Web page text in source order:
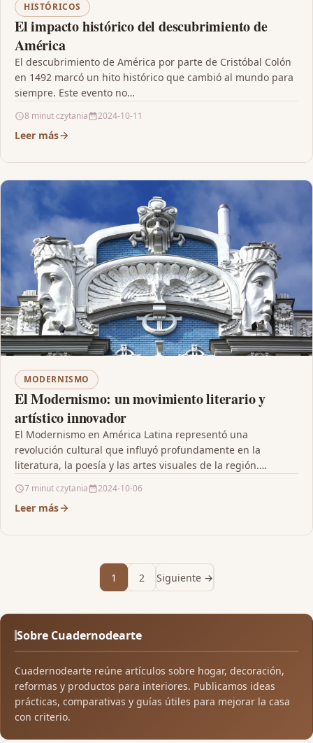
HISTÓRICOS
El impacto histórico del descubrimiento de
América
El descubrimiento de América por parte de Cristóbal Colón
en 1492 marcó un hito histórico que cambió al mundo para
siempre. Este evento no…
8 minut czytania 2024-10-11
Leer más
MODERNISMO
El Modernismo: un movimiento literario y
artístico innovador
El Modernismo en América Latina representó una
revolución cultural que influyó profundamente en la
literatura, la poesía y las artes visuales de la región.…
7 minut czytania 2024-10-06
Leer más
1 2 Siguiente →
Sobre Cuadernodearte
Cuadernodearte reúne artículos sobre hogar, decoración,
reformas y productos para interiores. Publicamos ideas
prácticas, comparativas y guías útiles para mejorar la casa
con criterio.